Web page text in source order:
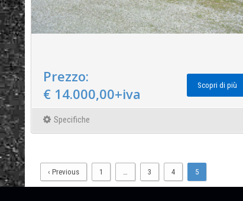
Prezzo:
€ 14.000,00+iva
Scopri di più
Specifiche
‹ Previous 1 3 4 5